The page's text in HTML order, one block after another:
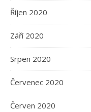
Říjen 2020
Září 2020
Srpen 2020
Červenec 2020
Červen 2020